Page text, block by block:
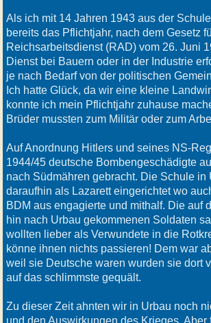
Als ich mit 14 Jahren 1943 aus der
bereits das Pflichtjahr, nach dem Gesetz
Reichsarbeitsdienst (RAD) vom 26. Juni
Dienst bei Bauern oder in der Industrie
je nach Bedarf von der politischen
Ich hatte Glück, da wir eine kleine
konnte ich mein Pflichtjahr zuhause
Brüder mussten zum Militär oder zum
Auf Anordnung Hitlers und seines NS-
1944/45 deutsche Bombengeschädigte
nach Südmähren gebracht. Die Schule in
daraufhin als Lazarett eingerichtet wo
BDM aus engagierte und mithalf. Die auf
hin nach Urbau gekommenen Soldaten
wollten lieber als Verwundete in die
könne ihnen nichts passieren! Dem war
weil sie Deutsche waren wurden sie dort
auf das schlimmste gequält.
Zu dieser Zeit ahnten wir in Urbau noch